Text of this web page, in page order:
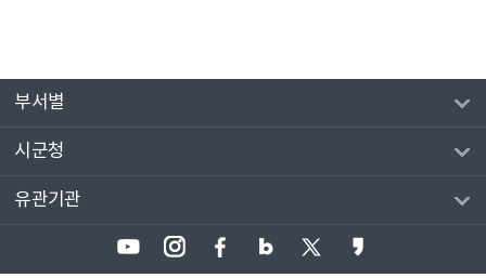
부서별
시군청
유관기관